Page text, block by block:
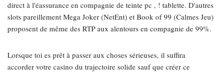
direct à l'éassurance en compagnie de teinte pc , ! tablette. D'autres
slots pareillement Mega Joker (NetEnt) et Book of 99 (Calmes Jeu)
proposent de même des RTP aux alentours en compagnie de 99%.
Lorsque toi es prêt à passer aux choses sérieuses, il suffira
accorder votre casino du trajectoire solide sauf que créer ce